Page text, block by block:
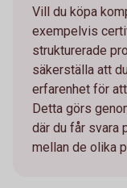
Vill du köpa
exempelvis
strukturerade
säkerställa att
erfarenhet för
Detta görs
där du får svara
mellan de olika